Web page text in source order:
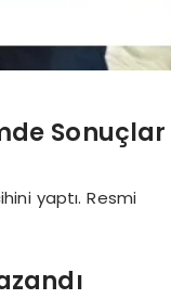
Sonuçlar
yaptı. Resmi